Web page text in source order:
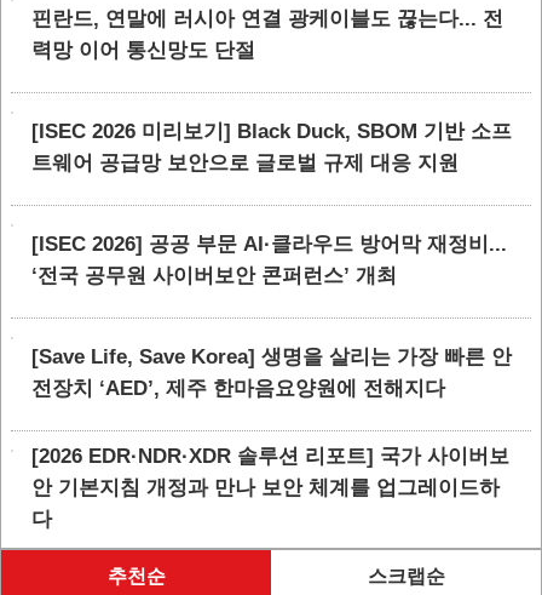
핀란드, 연말에 러시아 연결 광케이블도 끊는다... 전
력망 이어 통신망도 단절
[ISEC 2026 미리보기] Black Duck, SBOM 기반 소프
트웨어 공급망 보안으로 글로벌 규제 대응 지원
[ISEC 2026] 공공 부문 AI·클라우드 방어막 재정비...
‘전국 공무원 사이버보안 콘퍼런스’ 개최
[Save Life, Save Korea] 생명을 살리는 가장 빠른 안
전장치 ‘AED’, 제주 한마음요양원에 전해지다
[2026 EDR·NDR·XDR 솔루션 리포트] 국가 사이버보
안 기본지침 개정과 만나 보안 체계를 업그레이드하
다
추천순 스크랩순